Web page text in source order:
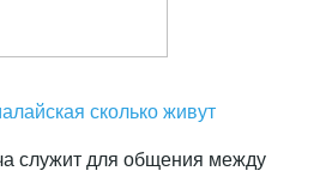
сколько живут
служит для общения между